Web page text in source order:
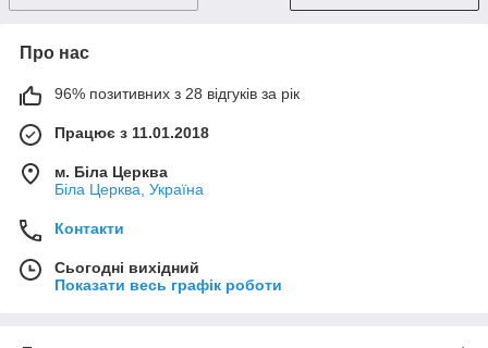
Про нас
96% позитивних з 28 відгуків за рік
Працює з 11.01.2018
м. Біла Церква
Біла Церква, Україна
Контакти
Сьогодні вихідний
Показати весь графік роботи